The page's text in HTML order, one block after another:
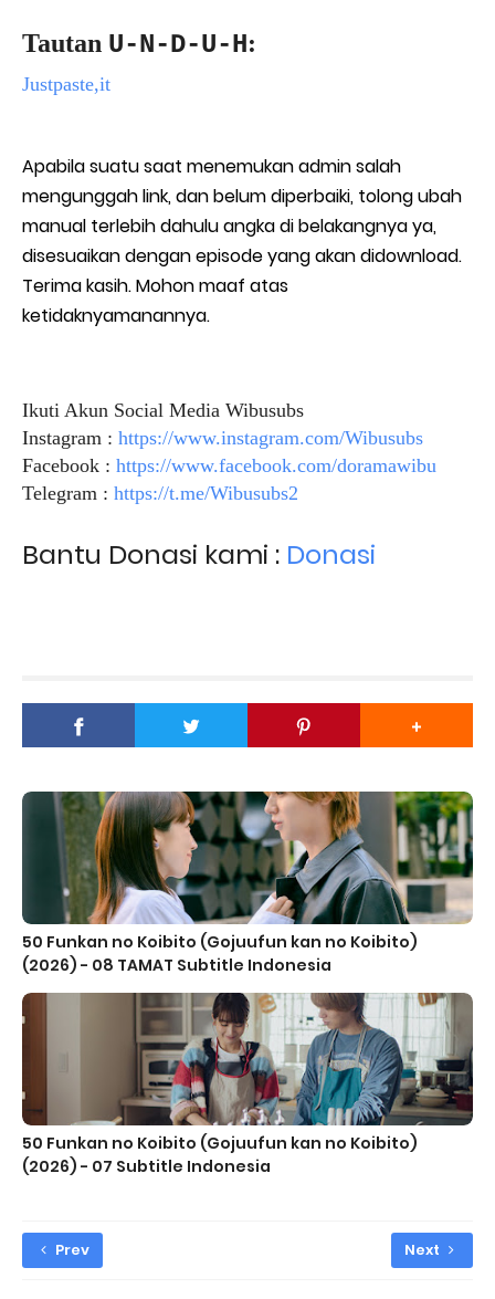
Tautan U-N-D-U-H:
Justpaste,it
Apabila suatu saat menemukan admin salah
mengunggah link, dan belum diperbaiki, tolong ubah
manual terlebih dahulu angka di belakangnya ya,
disesuaikan dengan episode yang akan didownload.
Terima kasih. Mohon maaf atas
ketidaknyamanannya.
Ikuti Akun Social Media Wibusubs
Instagram : https://www.instagram.com/Wibusubs
Facebook : https://www.facebook.com/doramawibu
Telegram : https://t.me/Wibusubs2
Bantu Donasi kami : Donasi
50 Funkan no Koibito (Gojuufun kan no Koibito)
(2026) - 08 TAMAT Subtitle Indonesia
50 Funkan no Koibito (Gojuufun kan no Koibito)
(2026) - 07 Subtitle Indonesia
Prev Next